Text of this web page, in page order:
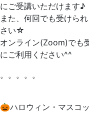
にご受講いただけます♪
また、何回でも受けら
さい☆
オンライン(Zoom)でも
にご利用ください^^
。。。。。
🎃ハロウィン・マスコ